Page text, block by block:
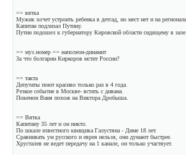
== вятка
Мужик хочет устроить ребенка в детсад, но мест нет и на
Капитан подлизал Путину.
Путин подошел к губернатору Кировской области сидящему в зале.
== муз.номер == наполеон-динамит
За что болгарин Киркоров мстит России?
== такта
Депутаты поют красиво только раз в 4 года.
Резкое событие в Москве- встать с дивана.
Покемон Ваня похож на Виктора Дробыша.
== Вятка
Капитану 35 лет и он никто.
По шкале известного квнщика Галустяна - Диме 18 лет.
Сравнивать ум русского и еврея нельзя, они думают быстрее.
Хрусталев не ведет передачу на 1 канале, он только участвует.